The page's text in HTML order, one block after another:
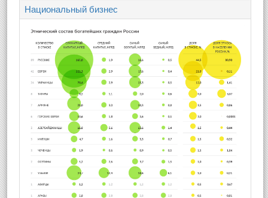
Национальный бизнес